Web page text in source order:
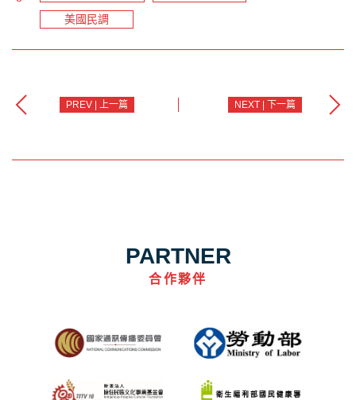
美國民調
PREV | 上一篇 NEXT | 下一篇
PARTNER
合作夥伴